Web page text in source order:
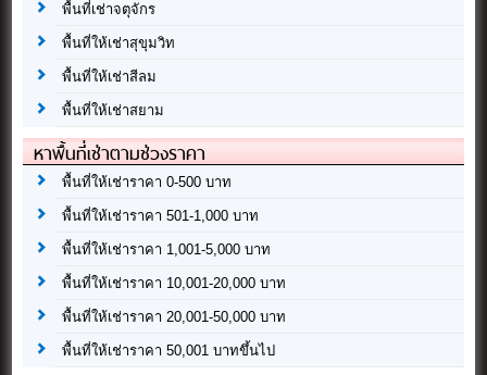
พื้นที่เช่าจตุจักร
พื้นที่ให้เช่าสุขุมวิท
พื้นที่ให้เช่าสีลม
พื้นที่ให้เช่าสยาม
หาพื้นที่เช่าตามช่วงราคา
พื้นที่ให้เช่าราคา 0-500 บาท
พื้นที่ให้เช่าราคา 501-1,000 บาท
พื้นที่ให้เช่าราคา 1,001-5,000 บาท
พื้นที่ให้เช่าราคา 10,001-20,000 บาท
พื้นที่ให้เช่าราคา 20,001-50,000 บาท
พื้นที่ให้เช่าราคา 50,001 บาทขึ้นไป